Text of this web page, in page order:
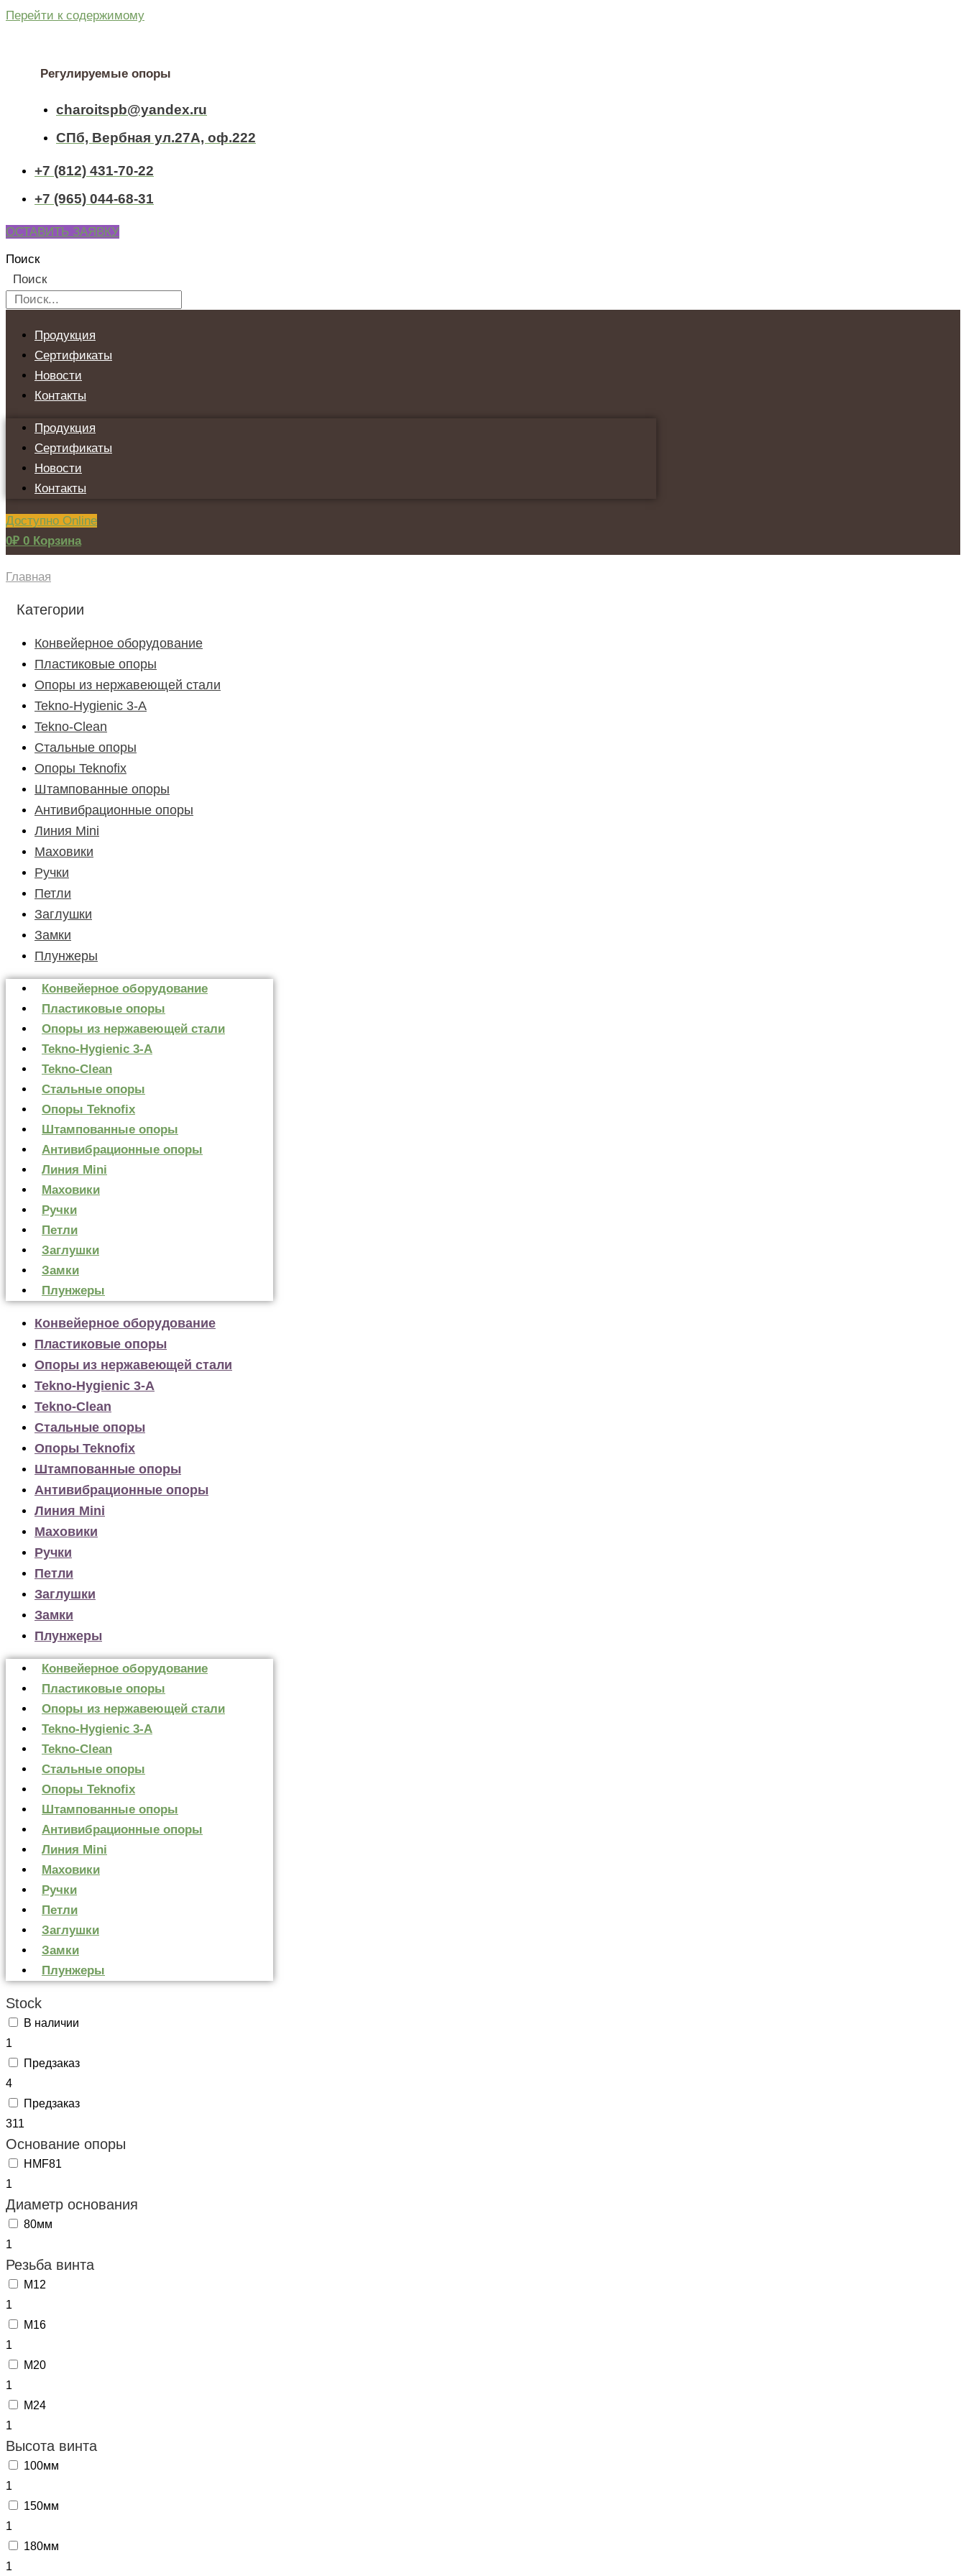
Перейти к содержимому
Регулируемые опоры
charoitspb@yandex.ru
СПб, Вербная ул.27А, оф.222
+7 (812) 431-70-22
+7 (965) 044-68-31
ОСТАВИТЬ ЗАЯВКУ
Поиск
Поиск
Продукция
Сертификаты
Новости
Контакты
Продукция
Сертификаты
Новости
Контакты
Доступно Online
0₽ 0 Корзина
Главная
Категории
Конвейерное оборудование
Пластиковые опоры
Опоры из нержавеющей стали
Tekno-Hygienic 3-А
Tekno-Clean
Стальные опоры
Опоры Teknofix
Штампованные опоры
Антивибрационные опоры
Линия Mini
Маховики
Ручки
Петли
Заглушки
Замки
Плунжеры
Конвейерное оборудование
Пластиковые опоры
Опоры из нержавеющей стали
Tekno-Hygienic 3-А
Tekno-Clean
Стальные опоры
Опоры Teknofix
Штампованные опоры
Антивибрационные опоры
Линия Mini
Маховики
Ручки
Петли
Заглушки
Замки
Плунжеры
Конвейерное оборудование
Пластиковые опоры
Опоры из нержавеющей стали
Tekno-Hygienic 3-А
Tekno-Clean
Стальные опоры
Опоры Teknofix
Штампованные опоры
Антивибрационные опоры
Линия Mini
Маховики
Ручки
Петли
Заглушки
Замки
Плунжеры
Конвейерное оборудование
Пластиковые опоры
Опоры из нержавеющей стали
Tekno-Hygienic 3-А
Tekno-Clean
Стальные опоры
Опоры Teknofix
Штампованные опоры
Антивибрационные опоры
Линия Mini
Маховики
Ручки
Петли
Заглушки
Замки
Плунжеры
Stock
В наличии
1
Предзаказ
4
Предзаказ
311
Основание опоры
HMF81
1
Диаметр основания
80мм
1
Резьба винта
M12
1
M16
1
M20
1
M24
1
Высота винта
100мм
1
150мм
1
180мм
1